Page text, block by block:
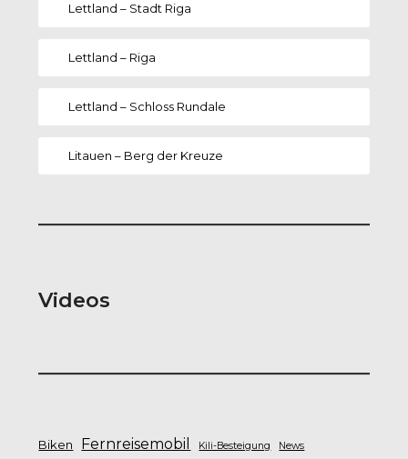
Lettland – Stadt Riga
Lettland – Riga
Lettland – Schloss Rundale
Litauen – Berg der Kreuze
Videos
Biken Fernreisemobil Kili-Besteigung News